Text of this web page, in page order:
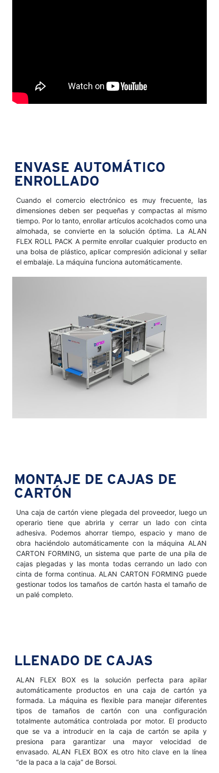
ENVASE AUTOMÁTICO
ENROLLADO
Cuando el comercio electrónico es muy frecuente, las
dimensiones deben ser pequeñas y compactas al mismo
tiempo. Por lo tanto, enrollar artículos acolchados como una
almohada, se convierte en la solución óptima. La ALAN
FLEX ROLL PACK A permite enrollar cualquier producto en
una bolsa de plástico, aplicar compresión adicional y sellar
el embalaje. La máquina funciona automáticamente.
MONTAJE DE CAJAS DE
CARTÓN
Una caja de cartón viene plegada del proveedor, luego un
operario tiene que abrirla y cerrar un lado con cinta
adhesiva. Podemos ahorrar tiempo, espacio y mano de
obra haciéndolo automáticamente con la máquina ALAN
CARTON FORMING, un sistema que parte de una pila de
cajas plegadas y las monta todas cerrando un lado con
cinta de forma continua. ALAN CARTON FORMING puede
gestionar todos los tamaños de cartón hasta el tamaño de
un palé completo.
LLENADO DE CAJAS
ALAN FLEX BOX es la solución perfecta para apilar
automáticamente productos en una caja de cartón ya
formada. La máquina es flexible para manejar diferentes
tipos de tamaños de cartón con una configuración
totalmente automática controlada por motor. El producto
que se va a introducir en la caja de cartón se apila y
presiona para garantizar una mayor velocidad de
envasado. ALAN FLEX BOX es otro hito clave en la línea
“de la paca a la caja” de Borsoi.